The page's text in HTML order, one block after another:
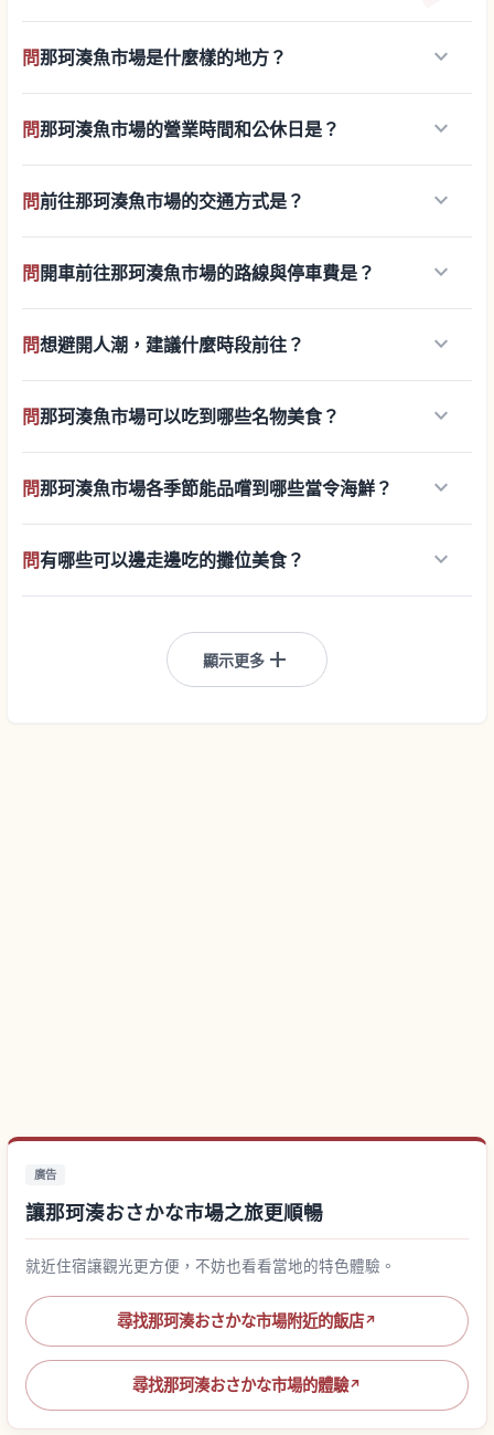
問那珂湊魚市場是什麼樣的地方？ keyboard_arrow_down
問那珂湊魚市場的營業時間和公休日是？ keyboard_arrow_down
問前往那珂湊魚市場的交通方式是？ keyboard_arrow_down
問 開車前往那珂湊魚市場的路線與停車費是？ keyboard_arrow_down
問想避開人潮，建議什麼時段前往？ keyboard_arrow_down
問那珂湊魚市場可以吃到哪些名物美食？ keyboard_arrow_down
問那珂湊魚市場各季節能品嚐到哪些當令海鮮？ keyboard_arrow_down
問有哪些可以邊走邊吃的攤位美食？ keyboard_arrow_down
顯示更多 add
廣告
讓那珂湊おさかな市場之旅更順暢
就近住宿讓觀光更方便，不妨也看看當地的特色體驗。
尋找那珂湊おさかな市場附近的飯店↗
尋找那珂湊おさかな市場的體驗↗